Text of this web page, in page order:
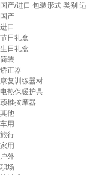
国产/进口 包装形式 类别
国产
进口
节日礼盒
生日礼盒
简装
矫正器
康复训练器材
电热保暖护具
颈椎按摩器
其他
车用
旅行
家用
户外
职场